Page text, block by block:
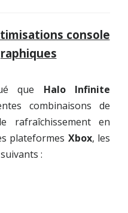
console
que Halo Infinite
combinaisons de
rafraîchissement en
plateformes Xbox, les
: